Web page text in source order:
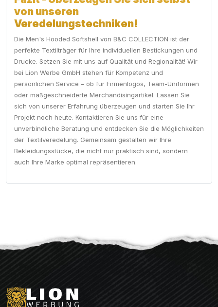
von unseren
Veredelungstechniken!
Die Men's Hooded Softshell von B&C COLLECTION ist der
perfekte Textilträger für Ihre individuellen Bestickungen und
Drucke. Setzen Sie mit uns auf Qualität und Regionalität! Wir
bei Lion Werbe GmbH stehen für Kompetenz und
persönlichen Service – ob für Firmenlogos, Team-Uniformen
oder maßgeschneiderte Merchandisingartikel. Lassen Sie
sich von unserer Erfahrung überzeugen und starten Sie Ihr
Projekt noch heute. Kontaktieren Sie uns für eine
unverbindliche Beratung und entdecken Sie die Möglichkeiten
der Textilveredelung. Gemeinsam gestalten wir Ihre
Bekleidungsstücke, die nicht nur praktisch sind, sondern
auch Ihre Marke optimal repräsentieren.